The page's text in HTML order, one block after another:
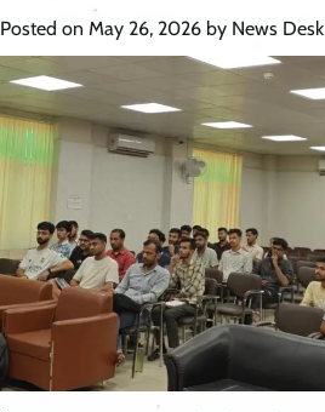
Posted on May 26, 2026 by News Desk